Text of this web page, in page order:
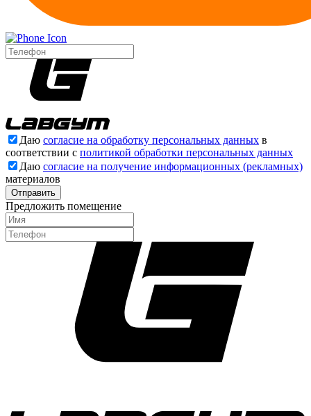
Даю согласие на обработку персональных данных в
соответствии с политикой обработки персональных данных
Даю согласие на получение информационных (рекламных)
материалов
Отправить
Предложить помещение